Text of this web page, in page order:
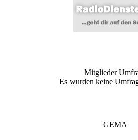
Mitglieder
Es wurden keine
GEMA